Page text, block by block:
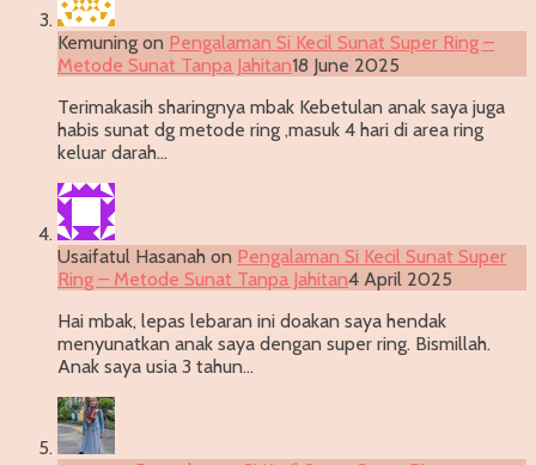
Kemuning on Pengalaman Si Kecil Sunat Super Ring –
Metode Sunat Tanpa Jahitan18 June 2025
Terimakasih sharingnya mbak Kebetulan anak saya juga
habis sunat dg metode ring ,masuk 4 hari di area ring
keluar darah…
Usaifatul Hasanah on Pengalaman Si Kecil Sunat Super
Ring – Metode Sunat Tanpa Jahitan4 April 2025
Hai mbak, lepas lebaran ini doakan saya hendak
menyunatkan anak saya dengan super ring. Bismillah.
Anak saya usia 3 tahun…